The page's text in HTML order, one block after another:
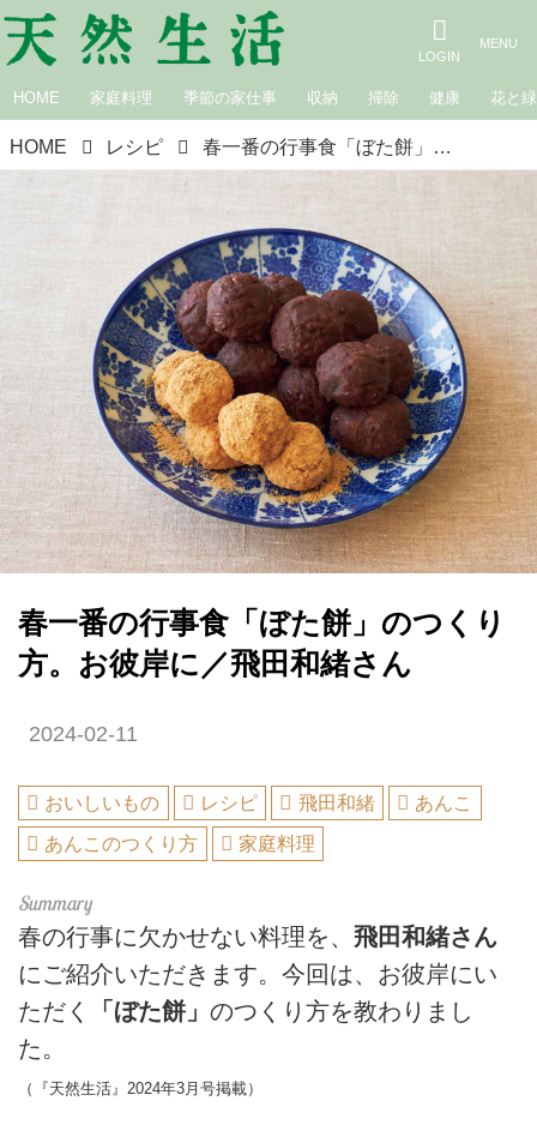
HOME 家庭料理 季節の家仕事 収納 掃除 健康 花と緑
HOME レシピ 春一番の行事食「ぼた餅」のつくり方。お彼岸に／飛田和緒さん
春一番の行事食「ぼた餅」のつくり
方。お彼岸に／飛田和緒さん
2024-02-11
おいしいもの レシピ 飛田和緒
あんこ
あんこのつくり方
家庭料理
春の行事に欠かせない料理を、 飛田和緒さん
にご紹介いただきます。今回は、お彼岸にい
ただく
「ぼた餅」 のつくり方を教わりまし
た。
（『天然生活』2024年3月号掲載）